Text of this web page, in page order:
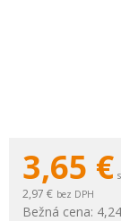
3,65 €
2,97 € bez DPH
Bežná cena: